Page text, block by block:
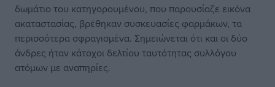
δωμάτιο του κατηγορουμένου, που παρουσίαζε εικόνα
ακαταστασίας, βρέθηκαν συσκευασίες φαρμάκων, τα
περισσότερα σφραγισμένα. Σημειώνεται ότι και οι δύο
άνδρες ήταν κάτοχοι δελτίου ταυτότητας συλλόγου
ατόμων με αναπηρίες.